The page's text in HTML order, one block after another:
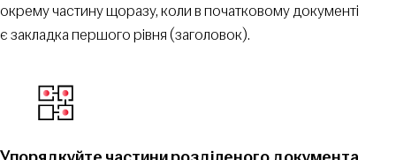
окрему частину щоразу, коли в початковому документі
є закладка першого рівня (заголовок).